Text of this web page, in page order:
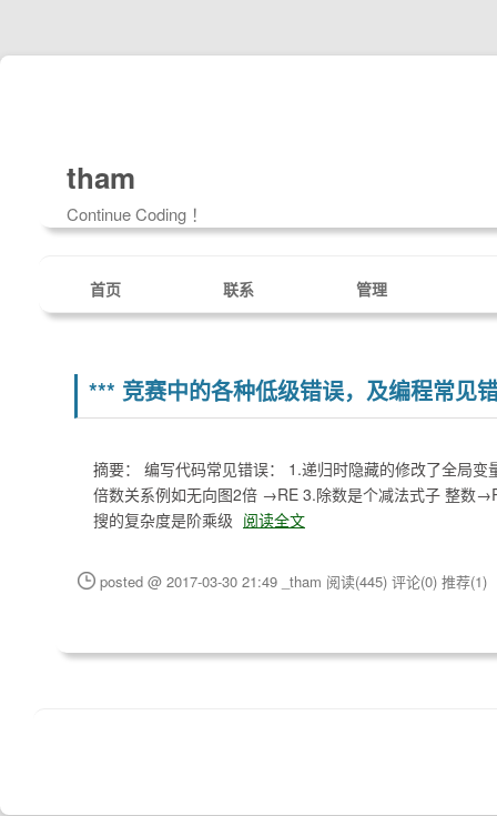
tham
Continue Coding ！
首页 联系 管理
*** 竞赛中的各种低级错误，及编程常见
摘要： 编写代码常见错误： 1.递归时隐藏的修改了全局
倍数关系例如无向图2倍 →RE 3.除数是个减法式子 整数
搜的复杂度是阶乘级 阅读全文
posted @ 2017-03-30 21:49 _tham 阅读(445) 评论(0) 推荐(1)